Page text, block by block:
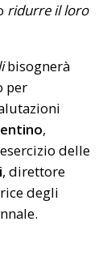
ridurre il loro
bisognerà
per
,
delle
, direttore
degli